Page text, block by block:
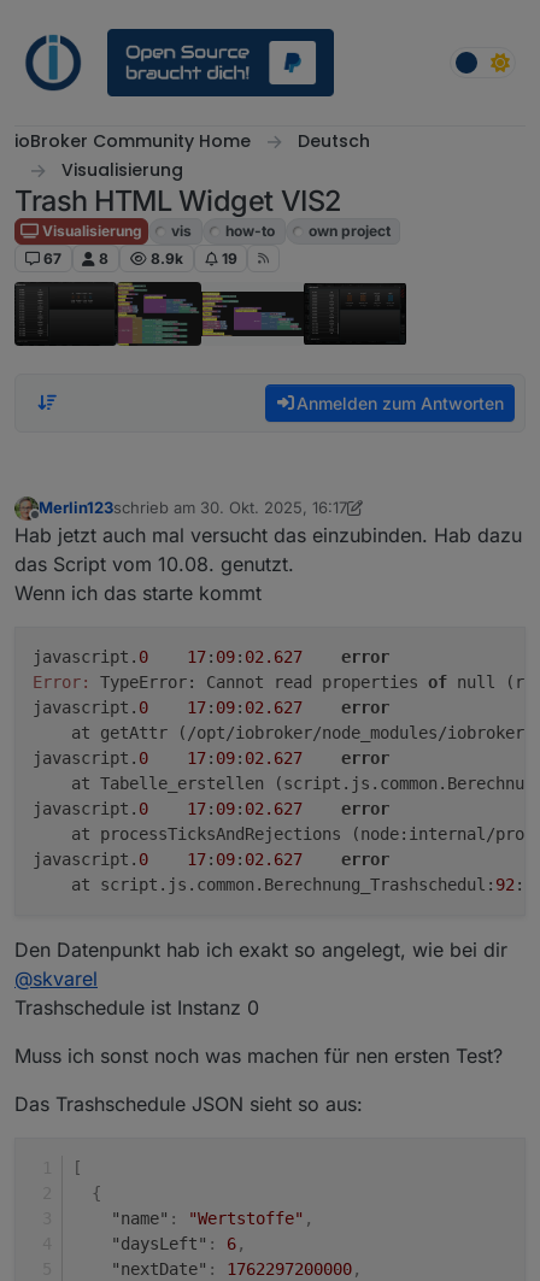
ioBroker Community Home
Deutsch
Visualisierung
Trash HTML Widget VIS2
Visualisierung vis how-to
own project
67
8 8.9k 19
Anmelden zum Antworten
Offline
Merlin123schrieb am 30. Okt. 2025, 16:17
zuletzt editiert von Merlin123
Hab jetzt auch mal versucht das einzubinden. Hab dazu
das Script vom 10.08. genutzt.
Wenn ich das starte kommt
javascript. 0 17: 09: 02.627
error
Error:
TypeError: Cannot read properties of null
javascript. 0 17: 09: 02.627
error
at getAttr (/opt/iobroker/node_modules/
javascript. 0 17: 09: 02.627
error
at Tabelle_erstellen
javascript. 0 17: 09: 02.627
error
at processTicksAndRejections (node:internal/
javascript. 0 17: 09: 02.627
error
    at script.js.common.Berechnung_Trashschedul:
92:
Den Datenpunkt hab ich exakt so angelegt, wie bei dir
@skvarel
Trashschedule ist Instanz 0
Muss ich sonst noch was machen für nen ersten Test?
Das Trashschedule JSON sieht so aus:
[
{
"name" : "Wertstoffe" ,
"daysLeft" : 6,
"nextDate" : 1762297200000,